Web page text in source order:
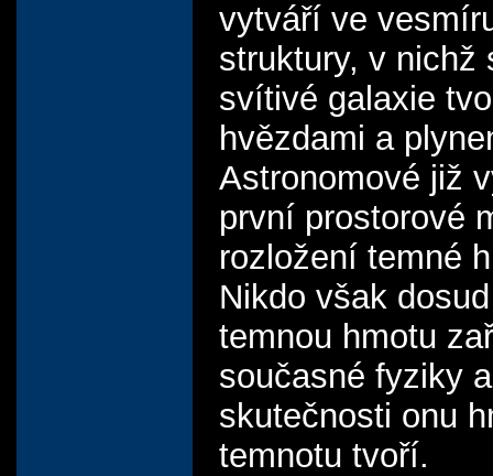
vytváří ve
struktury, v nichž
svítivé galaxie
hvězdami a
Astronomové již
první prostorové
rozložení temné
Nikdo však
temnou hmotu
současné fyziky
skutečnosti onu
temnotu tvoří.